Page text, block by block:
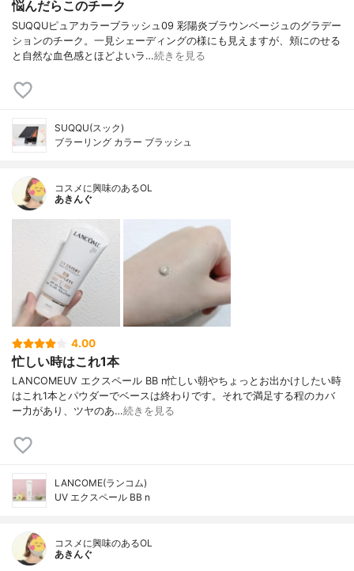
悩んだらこのチーク
SUQQUピュアカラーブラッシュ09 彩陽炎ブラウンベージュのグラデー
ションのチーク。一見シェーディングの様にも見えますが、頬にのせる
と自然な血色感とほどよいラ…続きを見る
SUQQU(スック)
ブラーリング カラー ブラッシュ
コスメに興味のあるOL
あきんぐ
4.00
忙しい時はこれ1本
LANCOMEUV エクスペール BB n忙しい朝やちょっとお出かけしたい時
はこれ1本とパウダーでベースは終わりです。それで満足する程のカバ
ー力があり、ツヤのあ…続きを見る
LANCOME(ランコム)
UV エクスペール BB n
コスメに興味のあるOL
あきんぐ